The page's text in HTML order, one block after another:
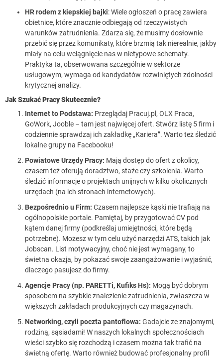
HR rodem z kiepskiej bajki: Wiele ogłoszeń o pracę zawiera
obietnice, które znacznie odbiegają od rzeczywistych
warunków zatrudnienia. Zdarza się, że musimy dosłownie
przebić się przez komunikaty, które brzmią tak nierealnie, jakby
miały na celu wciągnięcie nas w nietypowe schematy.
Praktyka ta, obserwowana szczególnie w sektorze
usługowym, wymaga od kandydatów rozwiniętych zdolności
krytycznej analizy.
Jak Szukać Pracy Skutecznie?
Internet to Podstawa: Przeglądaj Pracuj.pl, OLX Praca,
GoWork, Jooble – tam jest najwięcej ofert. Stwórz listę 5 firm i
codziennie sprawdzaj ich zakładkę „Kariera”. Warto też śledzić
lokalne grupy na Facebooku!
Powiatowe Urzędy Pracy: Mają dostęp do ofert z okolicy,
czasem też oferują doradztwo, staże czy szkolenia. Warto
śledzić informacje o projektach unijnych w kilku okolicznych
urzędach (na ich stronach internetowych).
Bezpośrednio u Firm: Czasem najlepsze kąski nie trafiają na
ogólnopolskie portale. Pamiętaj, by przygotować CV pod
kątem danej firmy (podkreślaj umiejętności, które będą
potrzebne). Możesz w tym celu użyć narzędzi ATS, takich jak
Jobscan. List motywacyjny, choć nie jest wymagany, to
świetna okazja, by pokazać swoje zaangażowanie i wyjaśnić,
dlaczego pasujesz do firmy.
Agencje Pracy (np. PARETTi, Kufiks Hs): Mogą być dobrym
sposobem na szybkie znalezienie zatrudnienia, zwłaszcza w
większych zakładach produkcyjnych czy magazynach.
Networking, czyli poczta pantoflowa: Gadajcie ze znajomymi,
rodziną, sąsiadami! W naszych lokalnych społecznościach
wieści szybko się rozchodzą i czasem można tak trafić na
świetną ofertę. Warto również budować profesjonalny profil